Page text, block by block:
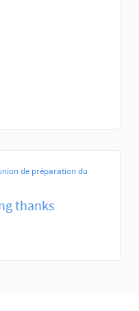
de préparation du
thanks